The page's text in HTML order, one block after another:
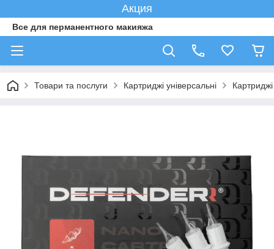
Акция
Все для перманентного макияжа
Товари та послуги Картриджі універсальні